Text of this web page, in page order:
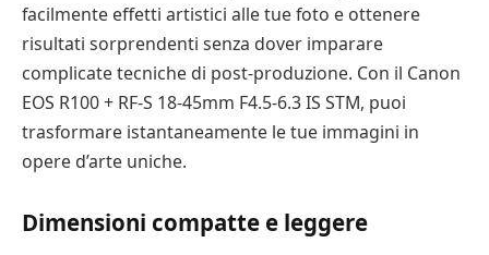
facilmente effetti artistici alle tue foto e ottenere
risultati sorprendenti senza dover imparare
complicate tecniche di post-produzione. Con il Canon
EOS R100 + RF-S 18-45mm F4.5-6.3 IS STM, puoi
trasformare istantaneamente le tue immagini in
opere d’arte uniche.
Dimensioni compatte e leggere